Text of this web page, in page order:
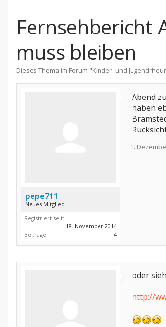
Fernsehbericht
muss bleiben
Dieses Thema im Forum "Kinder- und
pepe711
Neues Mitglied
Registriert seit:
18. November 2014
Beiträge:
4
Abend
haben
3.
oder
http://